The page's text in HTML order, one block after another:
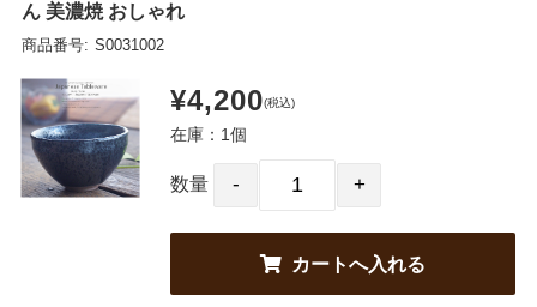
ん 美濃焼 おしゃれ
商品番号: S0031002
¥4,200(税込)
在庫：1個
数量